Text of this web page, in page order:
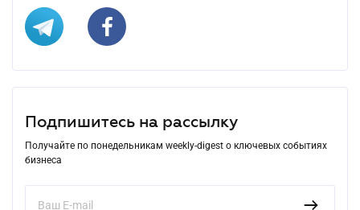
Подпишитесь на рассылку
Получайте по понедельникам weekly-digest о ключевых событиях
бизнеса